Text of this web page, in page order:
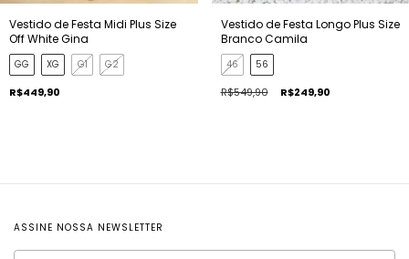
Vestido de Festa Midi Plus Size
Off White Gina
GG XG G1 G2
R$449,90
Vestido de Festa Longo Plus Size
Branco Camila
46 56
R$549,90 R$249,90
ASSINE NOSSA NEWSLETTER